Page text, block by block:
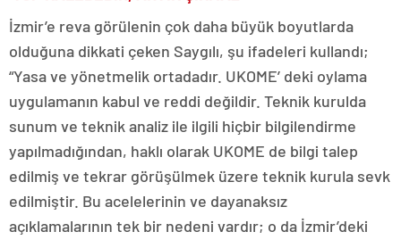
İzmir’e reva görülenin çok daha büyük boyutlarda
olduğuna dikkati çeken Saygılı, şu ifadeleri kullandı;
“Yasa ve yönetmelik ortadadır. UKOME’ deki oylama
uygulamanın kabul ve reddi değildir. Teknik kurulda
sunum ve teknik analiz ile ilgili hiçbir bilgilendirme
yapılmadığından, haklı olarak UKOME de bilgi talep
edilmiş ve tekrar görüşülmek üzere teknik kurula sevk
edilmiştir. Bu acelelerinin ve dayanaksız
açıklamalarının tek bir nedeni vardır; o da İzmir’deki